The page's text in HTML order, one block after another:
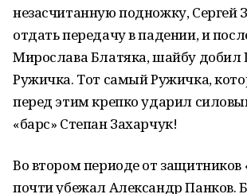
незасчитанную подножку, Сергей
отдать передачу в падении, и
Мирослава Блатяка, шайбу
Ружичка. Тот самый Ружичка,
перед этим крепко ударил
«барс» Степан Захарчук!
Во втором периоде от защитников
почти убежал Александр Панков.